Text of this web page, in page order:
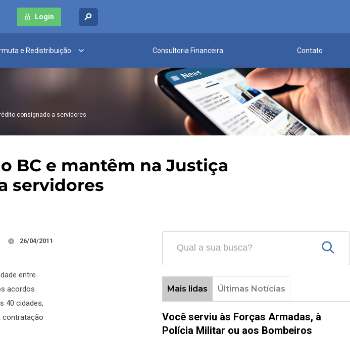
Login
e Redistribuição Consultoria Financeira Contato
consignado a servidores
BC e mantêm na Justiça
servidores
26/04/2011
entre
acordos
40 cidades,
contratação
Mais lidas Últimas Notícias
Você serviu às Forças Armadas, à
Polícia Militar ou aos Bombeiros